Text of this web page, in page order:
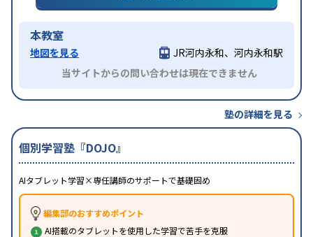
本教室
地図を見る
JR河内永和、河内永和駅
当サイトからの問い合わせは現在できません
塾の詳細を見る
個別学習塾『DOJO』
AIタブレット学習×専任講師のサポートで基礎固め
編集部のおすすめポイント
AI搭載のタブレットを使用した学習で苦手を克服